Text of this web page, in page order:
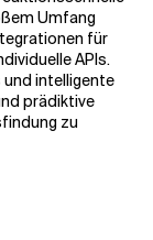
Umfang
für
APIs.
intelligente
prädiktive
zu